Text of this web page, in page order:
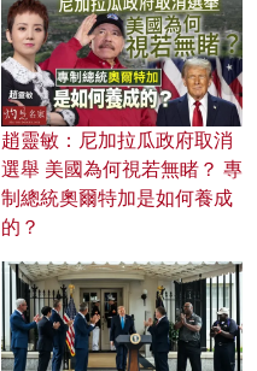
趙靈敏：尼加拉瓜政府取消
選舉 美國為何視若無睹？ 專
制總統奧爾特加是如何養成
的？